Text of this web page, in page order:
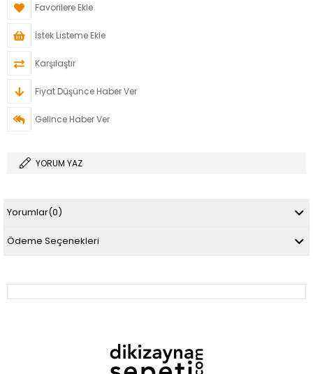
Favorilere Ekle
İstek Listeme Ekle
Karşılaştır
Fiyat Düşünce Haber Ver
Gelince Haber Ver
YORUM YAZ
Yorumlar(0)
Ödeme Seçenekleri